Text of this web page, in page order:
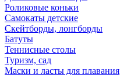
Роликовые коньки
Самокаты детские
Скейтборды, лонгборды
Батуты
Теннисные столы
Туризм, сад
Маски и ласты для плавания